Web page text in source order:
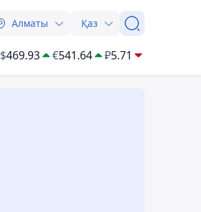
Алматы Қаз
$469.93 €541.64 ₽5.71